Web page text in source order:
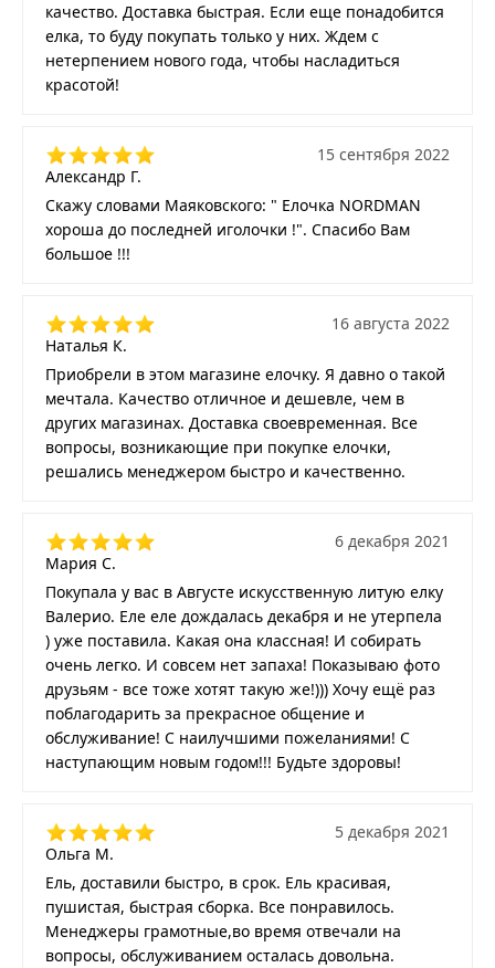
качество. Доставка быстрая. Если еще понадобится
елка, то буду покупать только у них. Ждем с
нетерпением нового года, чтобы насладиться
красотой!
Александр Г.
15 сентября 2022
Скажу словами Маяковского: " Елочка NORDMAN
хороша до последней иголочки !". Спасибо Вам
большое !!!
Наталья К.
16 августа 2022
Приобрели в этом магазине елочку. Я давно о такой
мечтала. Качество отличное и дешевле, чем в
других магазинах. Доставка своевременная. Все
вопросы, возникающие при покупке елочки,
решались менеджером быстро и качественно.
Мария С.
6 декабря 2021
Покупала у вас в Августе искусственную литую елку
Валерио. Еле еле дождалась декабря и не утерпела
) уже поставила. Какая она классная! И собирать
очень легко. И совсем нет запаха! Показываю фото
друзьям - все тоже хотят такую же!))) Хочу ещё раз
поблагодарить за прекрасное общение и
обслуживание! С наилучшими пожеланиями! С
наступающим новым годом!!! Будьте здоровы!
Ольга М.
5 декабря 2021
Ель, доставили быстро, в срок. Ель красивая,
пушистая, быстрая сборка. Все понравилось.
Менеджеры грамотные,во время отвечали на
вопросы, обслуживанием осталась довольна.